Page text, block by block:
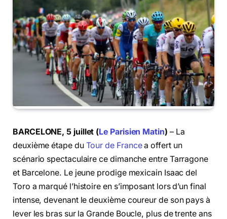
BARCELONE, 5 juillet (Le Parisien Matin) – La
deuxième étape du Tour de Francea offert un
scénario spectaculaire ce dimanche entre Tarragone
et Barcelone. Le jeune prodige mexicain Isaac del
Toro a marqué l’histoire en s’imposant lors d’un final
intense, devenant le deuxième coureur de son pays à
lever les bras sur la Grande Boucle, plus de trente ans